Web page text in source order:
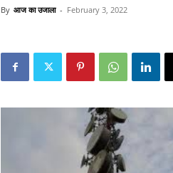
By आज का उजाला - February 3, 2022